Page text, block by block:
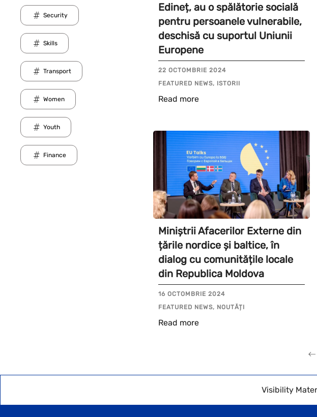
Security
Skills
Transport
Women
Youth
Finance
Edineț, au o spălătorie socială
pentru persoanele vulnerabile,
deschisă cu suportul Uniunii
Europene
22 OCTOMBRIE 2024
FEATURED NEWS, ISTORII
Read more
Miniștrii Afacerilor Externe din
țările nordice și baltice, în
dialog cu comunitățile locale
din Republica Moldova
16 OCTOMBRIE 2024
FEATURED NEWS, NOUTĂȚI
Read more
Visibility